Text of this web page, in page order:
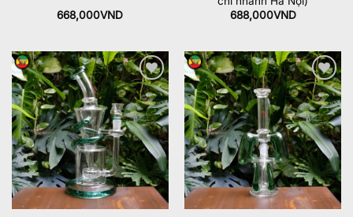
668,000VND
688,000VND
Add to
wishlist
Add to
wishlist